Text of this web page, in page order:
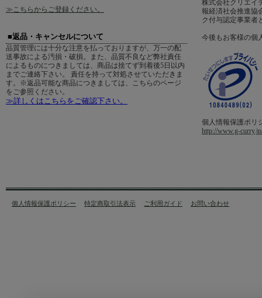
≫こちらからご登録ください。
■返品・キャンセルについて
品質管理には十分な注意を払っておりますが、万一の配
送事故による汚損・破損。また、品質不良など弊社責任
によるものにつきましては、商品は捨てず到着後5日以内
までご連絡下さい。 責任を持って対処させていただきま
す。※返品可能な商品につきましては、こちらのページ
をご参照ください。
≫詳しくはこちらをご確認下さい。
株式会社クリエイ
報経済社会推進協
ク付与認定事業者
今後もお客様の個
個人情報保護ポリ
http://www.g-
個人情報保護ポリシー 特定商取引法表示 ご利用ガイド お問い合わせ